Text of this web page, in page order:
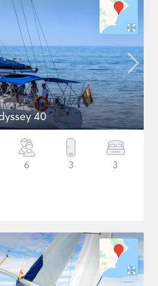
40
6 3 3